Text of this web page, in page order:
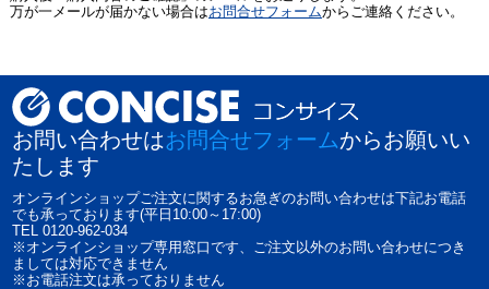
万が一メールが届かない場合はお問合せフォームからご連絡ください。
お問い合わせはお問合せフォームからお願いい
たします
オンラインショップご注文に関するお急ぎのお問い合わせは下記お電話
でも承っております(平日10:00～17:00)
TEL 0120-962-034
※オンラインショップ専用窓口です、ご注文以外のお問い合わせにつき
ましては対応できません
※お電話注文は承っておりません